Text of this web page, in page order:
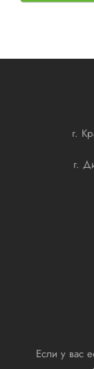
г.
г.
Если у вас